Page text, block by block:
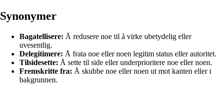
Synonymer
Bagatellisere: Å redusere noe til å virke ubetydelig eller
uvesentlig.
Delegitimere: Å frata noe eller noen legitim status eller autoritet.
Tilsidesette: Å sette til side eller underprioritere noe eller noen.
Fremskritte fra: Å skubbe noe eller noen ut mot kanten eller i
bakgrunnen.